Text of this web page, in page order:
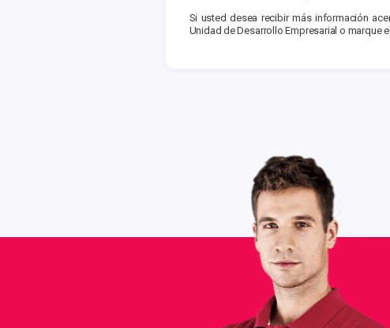
Si usted desea recibir más información
Unidad de Desarrollo Empresarial o marque